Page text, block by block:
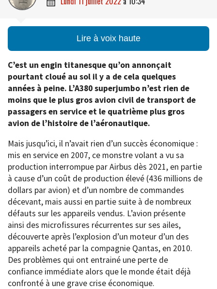
Lire à voix haute
C’est un engin titanesque qu’on annonçait
pourtant cloué au sol il y a de cela quelques
années à peine. L’A380 superjumbo n’est rien de
moins que le plus gros avion civil de transport de
passagers en service et le quatrième plus gros
avion de l’histoire de l’aéronautique.
Mais jusqu’ici, il n’avait rien d’un succès économique :
mis en service en 2007, ce monstre volant a vu sa
production interrompue par Airbus dès 2021, en partie
à cause d’un coût de production élevé (436 millions de
dollars par avion) et d’un nombre de commandes
décevant, mais aussi en partie suite à de nombreux
défauts sur les appareils vendus. L’avion présente
ainsi des microfissures récurrentes sur ses ailes,
découverte après l’explosion d’un moteur d’un des
appareils acheté par la compagnie Qantas, en 2010.
Des problèmes qui ont entrainé une perte de
confiance immédiate alors que le monde était déjà
confronté à une grave crise économique.